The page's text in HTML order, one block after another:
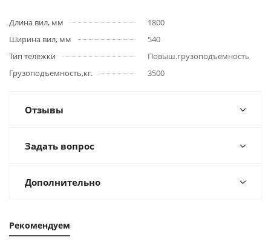
Длина вил, мм
1800
Ширина вил, мм
540
Тип тележки
Повыш.грузоподъемность
Грузоподъемность,кг.
3500
Отзывы
Задать вопрос
Дополнительно
Рекомендуем